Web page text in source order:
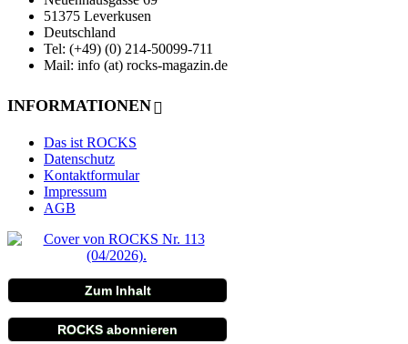
51375 Leverkusen
Deutschland
Tel: (+49) (0) 214-50099-711
Mail: info (at) rocks-magazin.de
INFORMATIONEN
Das ist ROCKS
Datenschutz
Kontaktformular
Impressum
AGB
Zum Inhalt
ROCKS abonnieren